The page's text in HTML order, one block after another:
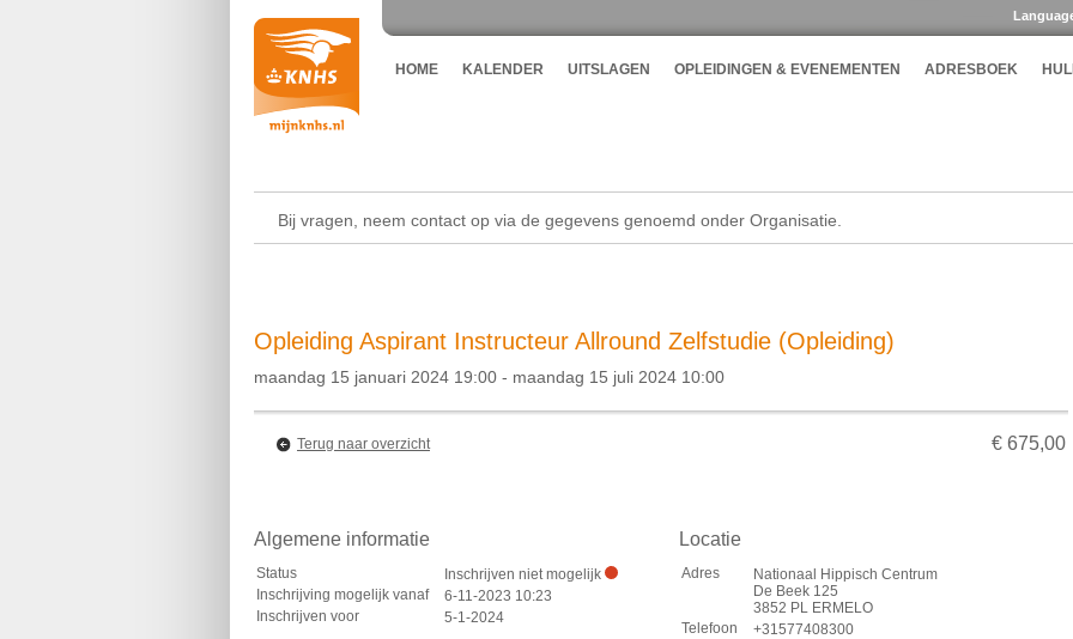
HOME KALENDER UITSLAGEN OPLEIDINGEN & EVENEMENTEN ADRESBOEK
Bij vragen, neem contact op via de gegevens genoemd onder Organisatie.
Opleiding Aspirant Instructeur Allround Zelfstudie (Opleiding)
maandag 15 januari 2024 19:00 - maandag 15 juli 2024 10:00
Terug naar overzicht € 675,00
Algemene informatie
Status
Inschrijven niet mogelijk
Inschrijving mogelijk vanaf
6-11-2023 10:23
Inschrijven voor
5-1-2024
Locatie
Adres
Nationaal Hippisch Centrum
De Beek 125
3852 PL ERMELO
Telefoon
+31577408300